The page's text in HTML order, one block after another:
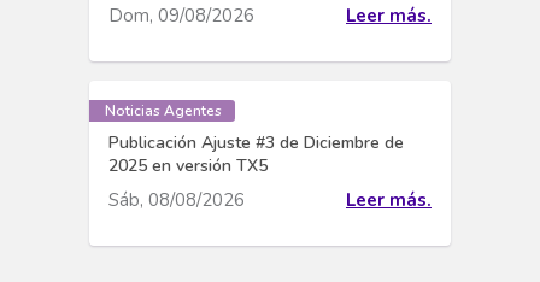
Dom, 09/08/2026 Leer más.
Noticias Agentes
Publicación Ajuste #3 de Diciembre de
2025 en versión TX5
Sáb, 08/08/2026 Leer más.